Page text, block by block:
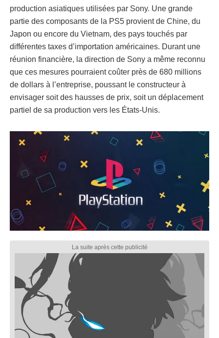
production asiatiques utilisées par Sony. Une grande
partie des composants de la PS5 provient de Chine, du
Japon ou encore du Vietnam, des pays touchés par
différentes taxes d’importation américaines. Durant une
réunion financière, la direction de Sony a même reconnu
que ces mesures pourraient coûter près de 680 millions
de dollars à l’entreprise, poussant le constructeur à
envisager soit des hausses de prix, soit un déplacement
partiel de sa production vers les États-Unis.